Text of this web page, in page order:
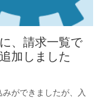
、請求一覧で
加しました
ができましたが、入